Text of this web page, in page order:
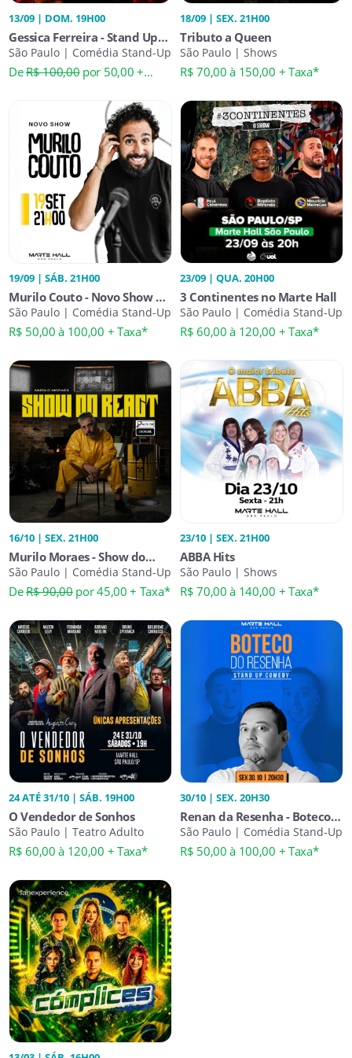
13/09 | DOM. 19H00
Gessica Ferreira - Stand Up
Comedy no Marte Hall SP
São Paulo | Comédia Stand-Up
DeR$ 100,00por 50,00 +
18/09 | SEX. 21H00
Tributo a Queen
São Paulo | Shows
R$ 70,00 à 150,00 + Taxa*
19/09 | SÁB. 21H00
Murilo Couto - Novo Show no
Marte Hall
São Paulo | Comédia Stand-Up
R$ 50,00 à 100,00 + Taxa*
23/09 | QUA. 20H00
3 Continentes no Marte Hall
São Paulo | Comédia Stand-Up
R$ 60,00 à 120,00 + Taxa*
16/10 | SEX. 21H00
Murilo Moraes - Show do
React
São Paulo | Comédia Stand-Up
DeR$ 90,00por 45,00 + Taxa*
23/10 | SEX. 21H00
ABBA Hits
São Paulo | Shows
R$ 70,00 à 140,00 + Taxa*
24 ATÉ 31/10 | SÁB. 19H00
O Vendedor de Sonhos
São Paulo | Teatro Adulto
R$ 60,00 à 120,00 + Taxa*
30/10 | SEX. 20H30
Renan da Resenha - Boteco
do Resenha
São Paulo | Comédia Stand-Up
R$ 50,00 à 100,00 + Taxa*